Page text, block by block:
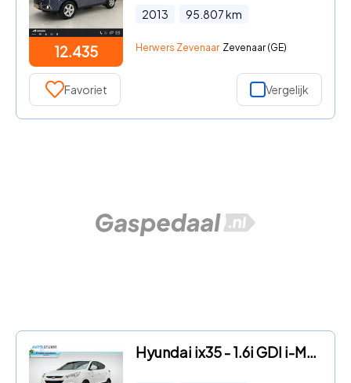
12.435
2013 95.807km
Herwers Zevenaar Zevenaar (GE)
Favoriet Vergelijk
Hyundai ix35 - 1.6i GDI i-Motion incl. Trekhaak